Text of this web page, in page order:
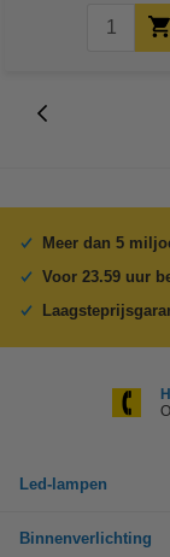
Meer dan 5
Voor 23.59 uur
Led-lampen
Binnenverlichting